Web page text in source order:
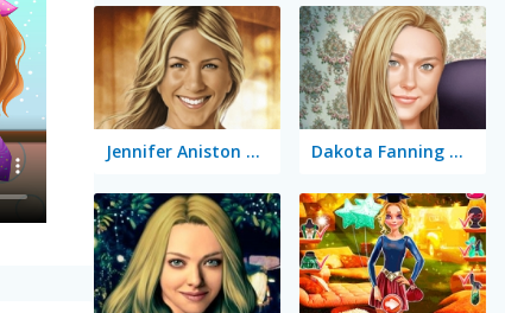
Jennifer Aniston True Make Up Dakota Fanning True Make Up